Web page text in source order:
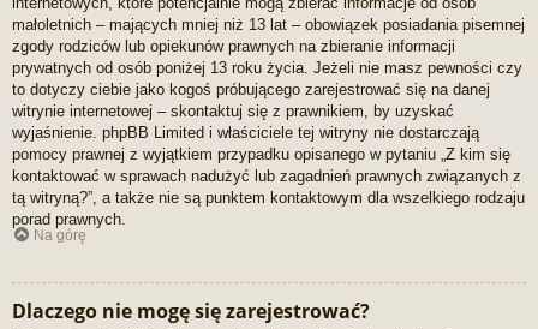
małoletnich – mających mniej niż 13 lat – obowiązek posiadania pisemnej
zgody rodziców lub opiekunów prawnych na zbieranie informacji
prywatnych od osób poniżej 13 roku życia. Jeżeli nie masz pewności czy
to dotyczy ciebie jako kogoś próbującego zarejestrować się na danej
witrynie internetowej – skontaktuj się z prawnikiem, by uzyskać
wyjaśnienie. phpBB Limited i właściciele tej witryny nie dostarczają
pomocy prawnej z wyjątkiem przypadku opisanego w pytaniu „Z kim się
kontaktować w sprawach nadużyć lub zagadnień prawnych związanych z
tą witryną?”, a także nie są punktem kontaktowym dla wszelkiego rodzaju
porad prawnych.
Na górę
Dlaczego nie mogę się zarejestrować?